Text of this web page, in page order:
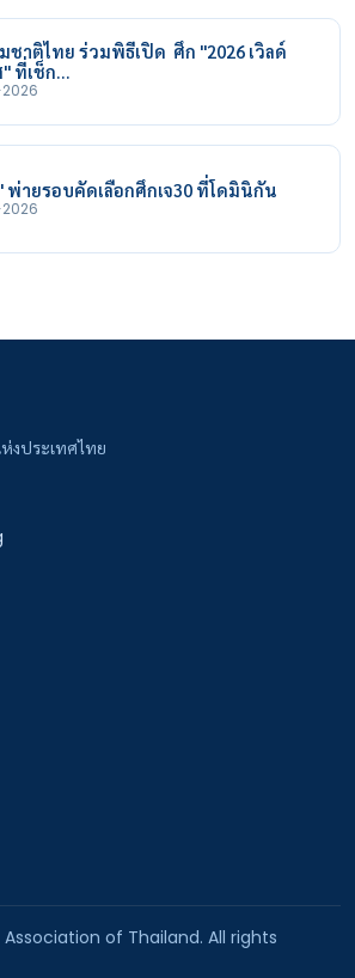
ชาติไทย ร่วมพิธีเปิด ศึก "2026 เวิลด์
ที่เช็ก…
พ่ายรอบคัดเลือกศึกเจ30 ที่โดมินิกัน
งประเทศไทย
of Thailand. All rights